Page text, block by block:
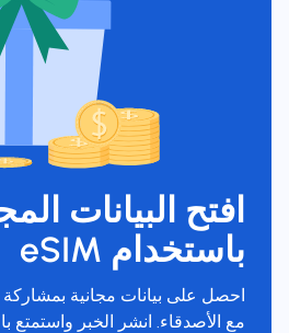
افتح البيانات
باستخدام eSIM
احصل على بيانات مجانية بمشاركة
مع الأصدقاء. انشر الخبر واستمتع